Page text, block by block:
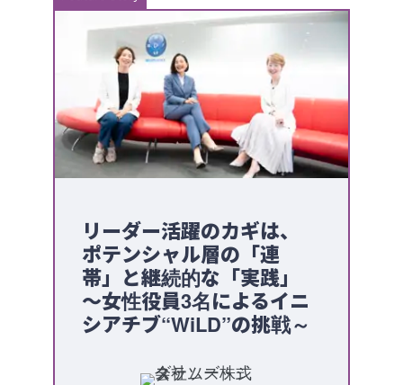
リーダー活躍のカギは、
ポテンシャル層の「連
帯」と継続的な「実践」
～女性役員3名によるイニ
シアチブ“WiLD”の挑戦～